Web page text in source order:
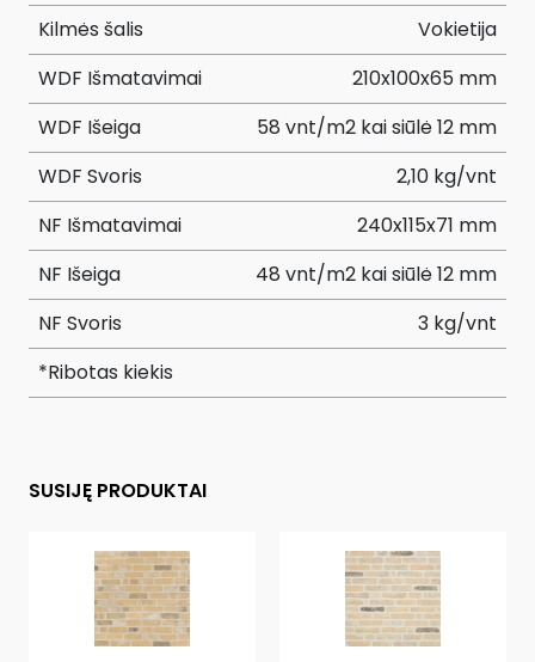
Kilmės šalis
Vokietija
WDF Išmatavimai
210x100x65 mm
WDF Išeiga
58 vnt/m2 kai siūlė 12 mm
WDF Svoris
2,10 kg/vnt
NF Išmatavimai
240x115x71 mm
NF Išeiga
48 vnt/m2 kai siūlė 12 mm
NF Svoris
3 kg/vnt
*Ribotas kiekis
SUSIJĘ PRODUKTAI